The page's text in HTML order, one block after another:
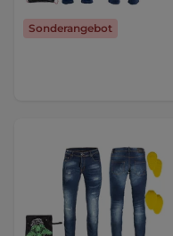
Sonderangebot